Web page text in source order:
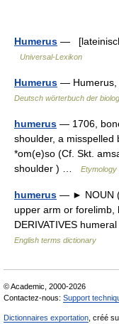
Humerus —
Universal-Lexikon
Humerus — Humerus,
Deutsch wörterbuch der
humerus — 1706,
shoulder, a misspelled
*om(e)so (Cf. Skt.
shoulder ) …
Etymology
humerus — ► NOUN
upper arm or forelimb,
DERIVATIVES
English terms dictionary
© Academic, 2000-2026
Contactez-nous: Support
Dictionnaires exportation , créé